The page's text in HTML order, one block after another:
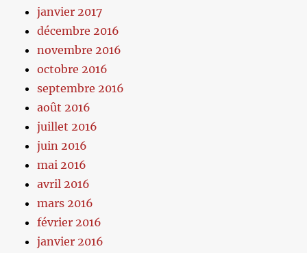
janvier 2017
décembre 2016
novembre 2016
octobre 2016
septembre 2016
août 2016
juillet 2016
juin 2016
mai 2016
avril 2016
mars 2016
février 2016
janvier 2016